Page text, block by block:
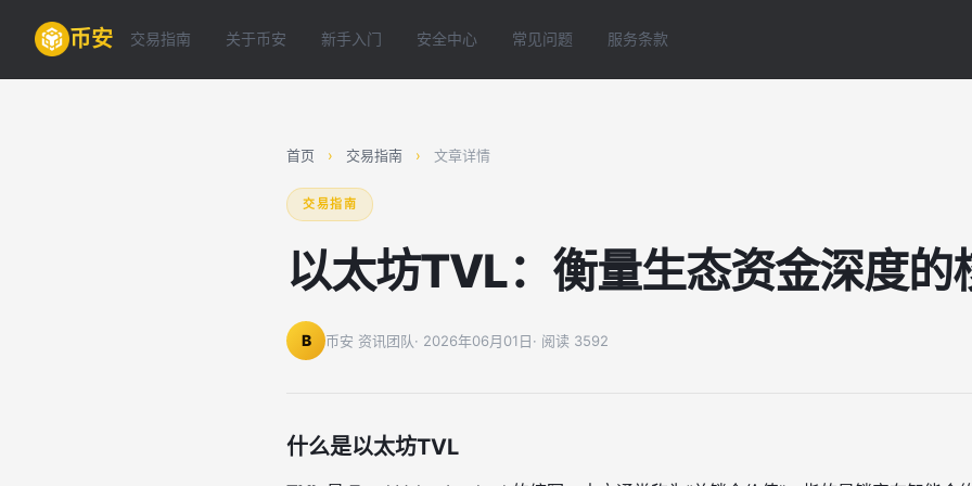
币安 交易指南 关于币安 新手入门 安全中心 常见问题 服务条款
首页 › 交易指南 › 文章详情
交易指南
以太坊TVL：衡量生态资金深度的
B 币安 资讯团队· 2026年06月01日· 阅读 3592
什么是以太坊TVL